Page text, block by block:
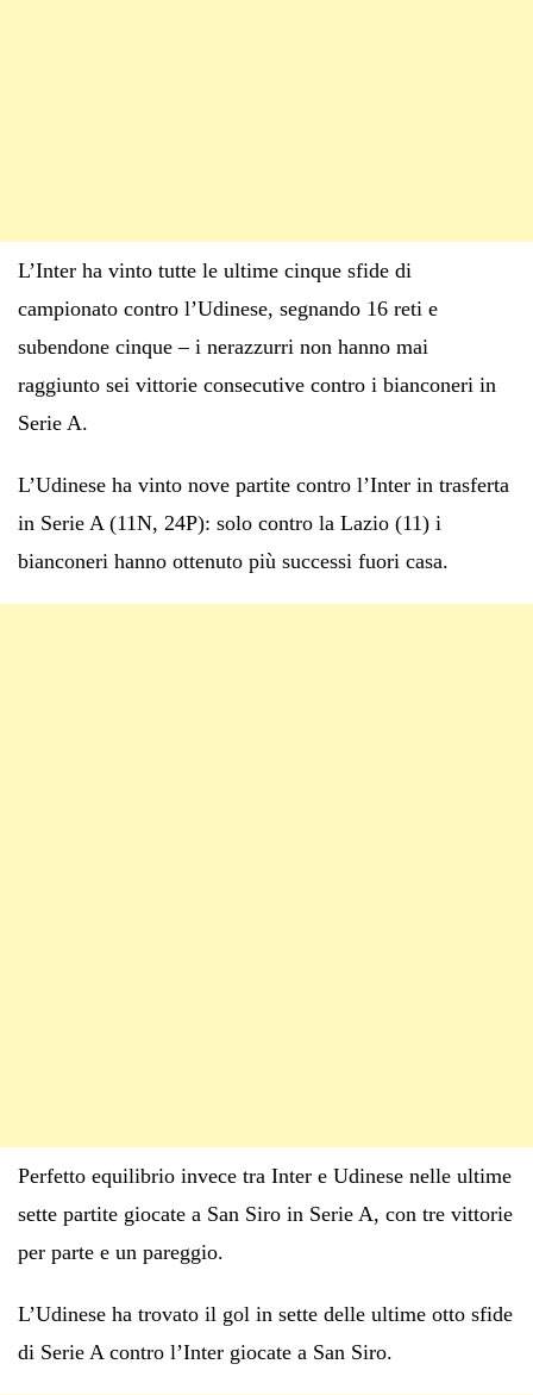
L’Inter ha vinto tutte le ultime cinque sfide di
campionato contro l’Udinese, segnando 16 reti e
subendone cinque – i nerazzurri non hanno mai
raggiunto sei vittorie consecutive contro i bianconeri in
Serie A.
L’Udinese ha vinto nove partite contro l’Inter in trasferta
in Serie A (11N, 24P): solo contro la Lazio (11) i
bianconeri hanno ottenuto più successi fuori casa.
Perfetto equilibrio invece tra Inter e Udinese nelle ultime
sette partite giocate a San Siro in Serie A, con tre vittorie
per parte e un pareggio.
L’Udinese ha trovato il gol in sette delle ultime otto sfide
di Serie A contro l’Inter giocate a San Siro.